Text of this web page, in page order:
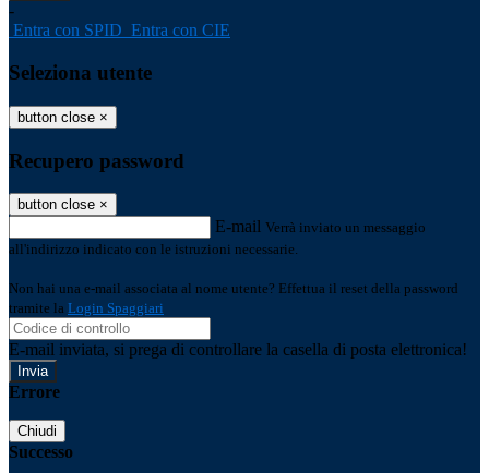
-
Entra con SPID Entra con CIE
Seleziona utente
button close ×
Recupero password
button close ×
E-mail Verrà inviato un messaggio
all'indirizzo indicato con le istruzioni necessarie.
Non hai una e-mail associata al nome utente? Effettua il reset della password
tramite la Login Spaggiari
E-mail inviata, si prega di controllare la casella di posta elettronica!
Errore
Chiudi
Successo